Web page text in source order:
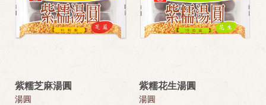
紫糯芝麻湯圓
湯圓
紫糯花生湯圓
湯圓